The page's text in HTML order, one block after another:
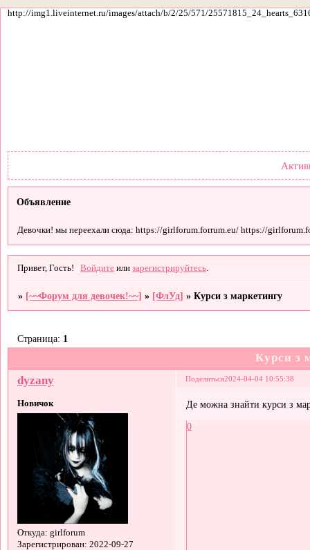
http://img1.liveinternet.ru/images/attach/b/2/25/571/
Объявление
Девочки! мы переехали сюда: https://girlforum.forrum.eu/ https://
Привет, Гость! Войдите илизарегистрируйтесь
» [~~Форум для девочек!~~] » [ФлУд] »Курси з маркетингу
Курси з
Страница: 1
Поделиться2024-04-04 10:55:38
dyzany
Новичок
Откуда: girlforum
Зарегистрирован: 2022-09-27
Де можна знайти курси з
0